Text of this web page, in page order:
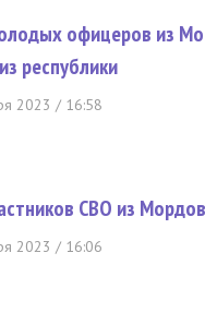
офицеров из
республики
2023 / 16:58
СВО из
2023 / 16:06